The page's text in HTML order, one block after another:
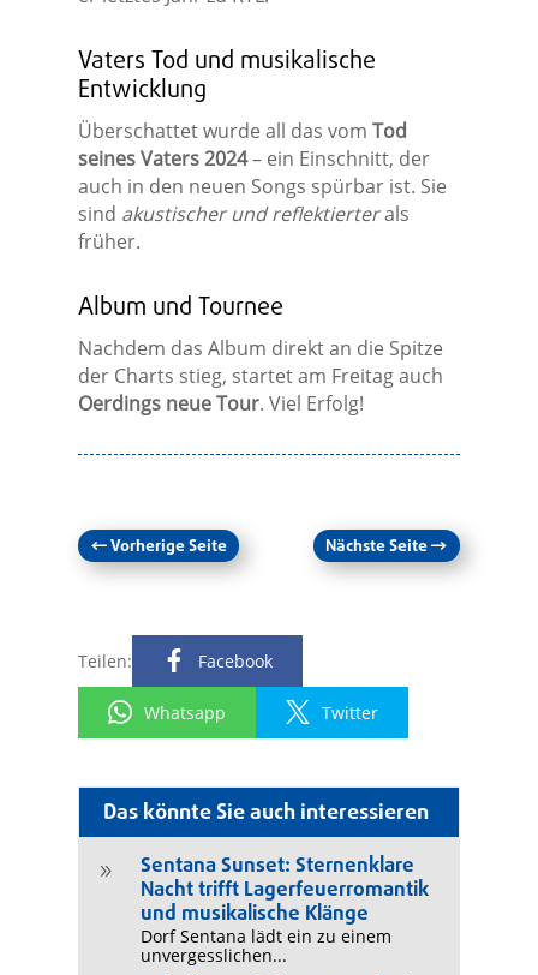
Das könnte Sie auch interessieren
9
Sentana Sunset: Sternenklare
Nacht trifft Lagerfeuerromantik
und musikalische Klänge
Dorf Sentana lädt ein zu einem
unvergesslichen...
Vaters Tod und musikalische
Entwicklung
Überschattet wurde all das vom Tod
seines Vaters 2024– ein Einschnitt, der
auch in den neuen Songs spürbar ist. Sie
sind akustischer und reflektierterals
früher.
Album und Tournee
Nachdem das Album direkt an die Spitze
der Charts stieg, startet am Freitag auch
Oerdings neue Tour. Viel Erfolg!
←Vorherige Seite Nächste Seite→
Teilen: Facebook
Whatsapp Twitter